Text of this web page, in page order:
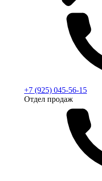
+7 (925) 045-56-15
Отдел продаж